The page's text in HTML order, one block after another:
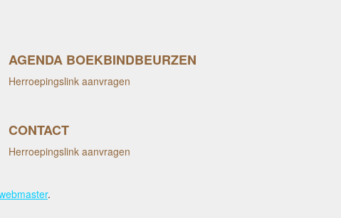
AGENDA BOEKBINDBEURZEN
Herroepingslink aanvragen
CONTACT
Herroepingslink aanvragen
.